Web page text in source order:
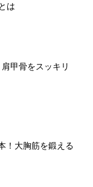
は
甲骨をスッキリ
！大胸筋を鍛える